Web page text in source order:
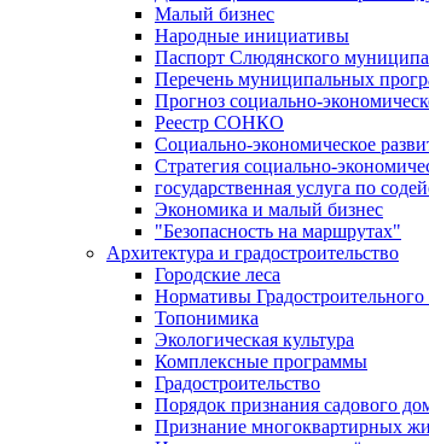
Малый бизнес
Народные инициативы
Паспорт Слюдянского
Перечень муниципальных
Прогноз социально-
Реестр СОНКО
Социально-экономическое
Стратегия социально-
государственная услуга по
Экономика и малый бизнес
"Безопасность на маршрутах"
Архитектура и градостроительство
Городские леса
Нормативы
Топонимика
Экологическая культура
Комплексные программы
Градостроительство
Порядок признания садового
Признание многоквартирных